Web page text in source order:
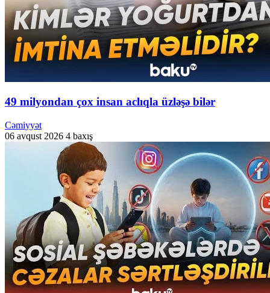
49 milyondan çox insan aclıqla üzləşə bilər
Cəmiyyət
06 avqust 2026 4 baxış